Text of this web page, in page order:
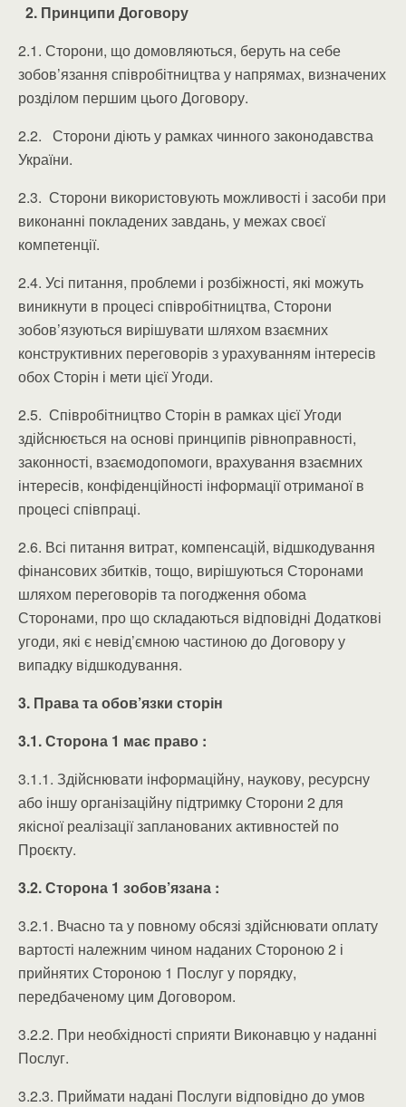
2. Принципи Договору
2.1. Сторони, що домовляються, беруть на себе
зобов’язання співробітництва у напрямах, визначених
розділом першим цього Договору.
2.2. Сторони діють у рамках чинного законодавства
України.
2.3. Сторони використовують можливості і засоби при
виконанні покладених завдань, у межах своєї
компетенції.
2.4. Усі питання, проблеми і розбіжності, які можуть
виникнути в процесі співробітництва, Сторони
зобов’язуються вирішувати шляхом взаємних
конструктивних переговорів з урахуванням інтересів
обох Сторін і мети цієї Угоди.
2.5. Співробітництво Сторін в рамках цієї Угоди
здійснюється на основі принципів рівноправності,
законності, взаємодопомоги, врахування взаємних
інтересів, конфіденційності інформації отриманої в
процесі співпраці.
2.6. Всі питання витрат, компенсацій, відшкодування
фінансових збитків, тощо, вирішуються Сторонами
шляхом переговорів та погодження обома
Сторонами, про що складаються відповідні Додаткові
угоди, які є невід’ємною частиною до Договору у
випадку відшкодування.
3. Права та обов’язки сторін
3.1. Сторона 1 має право :
3.1.1. Здійснювати інформаційну, наукову, ресурсну
або іншу організаційну підтримку Сторони 2 для
якісної реалізації запланованих активностей по
Проєкту.
3.2. Сторона 1 зобов’язана :
3.2.1. Вчасно та у повному обсязі здійснювати оплату
вартості належним чином наданих Стороною 2 і
прийнятих Стороною 1 Послуг у порядку,
передбаченому цим Договором.
3.2.2. При необхідності сприяти Виконавцю у наданні
Послуг.
3.2.3. Приймати надані Послуги відповідно до умов